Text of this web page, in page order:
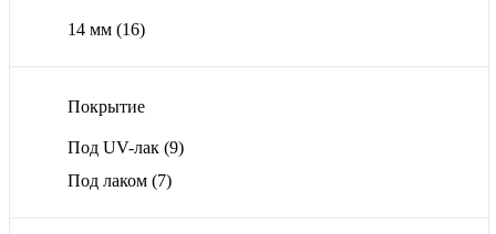
14 мм (16)
Покрытие
Под UV-лак (9)
Под лаком (7)